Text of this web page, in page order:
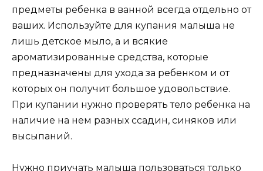
предметы ребенка в ванной всегда отдельно от
ваших. Используйте для купания малыша не
лишь детское мыло, а и всякие
ароматизированные средства, которые
предназначены для ухода за ребенком и от
которых он получит большое удовольствие.
При купании нужно проверять тело ребенка на
наличие на нем разных ссадин, синяков или
высыпаний.
Нужно приучать малыша пользоваться только